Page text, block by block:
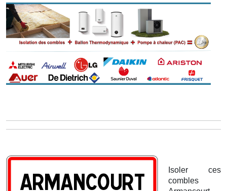
Isoler ces
combles